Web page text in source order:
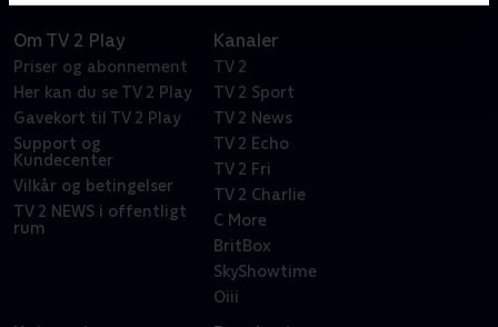
Om TV 2 Play
Priser og abonnement
Her kan du se TV 2 Play
Gavekort til TV 2 Play
Support og
Kundecenter
Vilkår og betingelser
TV 2 NEWS i offentligt
rum
Kanaler
TV 2
TV 2 Sport
TV 2 News
TV 2 Echo
TV 2 Fri
TV 2 Charlie
C More
BritBox
SkyShowtime
Oiii